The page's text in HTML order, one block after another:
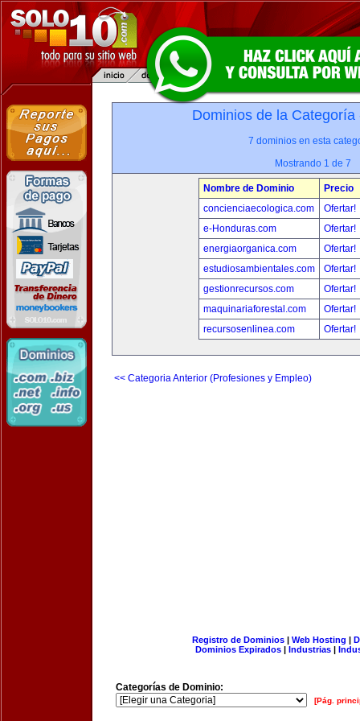
Dominios de la
7 dominios en esta
Mostrando 1 de 7
Nombre de Dominio
Precio
concienciaecologica.com
Ofertar!
e-Honduras.com
Ofertar!
energiaorganica.com
Ofertar!
estudiosambientales.com
Ofertar!
gestionrecursos.com
Ofertar!
maquinariaforestal.com
Ofertar!
recursosenlinea.com
Ofertar!
<< Categoria Anterior (Profesiones y Empleo)
Registro de Dominios| Web Hosting |
Dominios Expirados | Industrias |
Categorías de Dominio:
[Pág.